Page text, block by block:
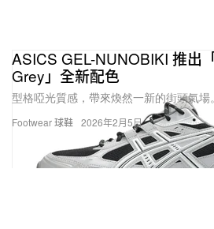
Footwear 球鞋
ASICS GEL-NUNOBIKI 推出
Grey」全新配色
型格啞光質感，帶來煥然一新的街頭氣場。
2026年2月5日